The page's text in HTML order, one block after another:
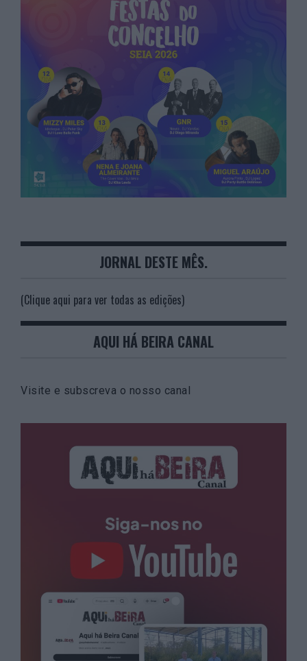
JORNAL DESTE MÊS.
(Clique aqui para ver todas as edições)
AQUI HÁ BEIRA CANAL
Visite e subscreva o nosso canal